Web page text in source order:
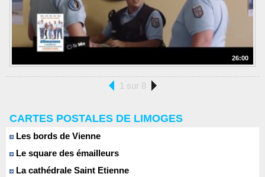
26:00
1 sur 8
CARTES POSTALES DE LIMOGES
Les bords de Vienne
Le square des émailleurs
La cathédrale Saint Etienne